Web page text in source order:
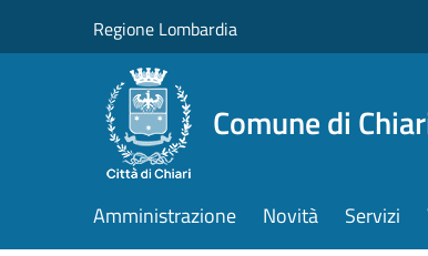
Regione Lombardia
Comune di
Amministrazione Novità Servizi